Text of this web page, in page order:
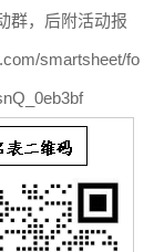
群，后附活动报
smartsheet/fo